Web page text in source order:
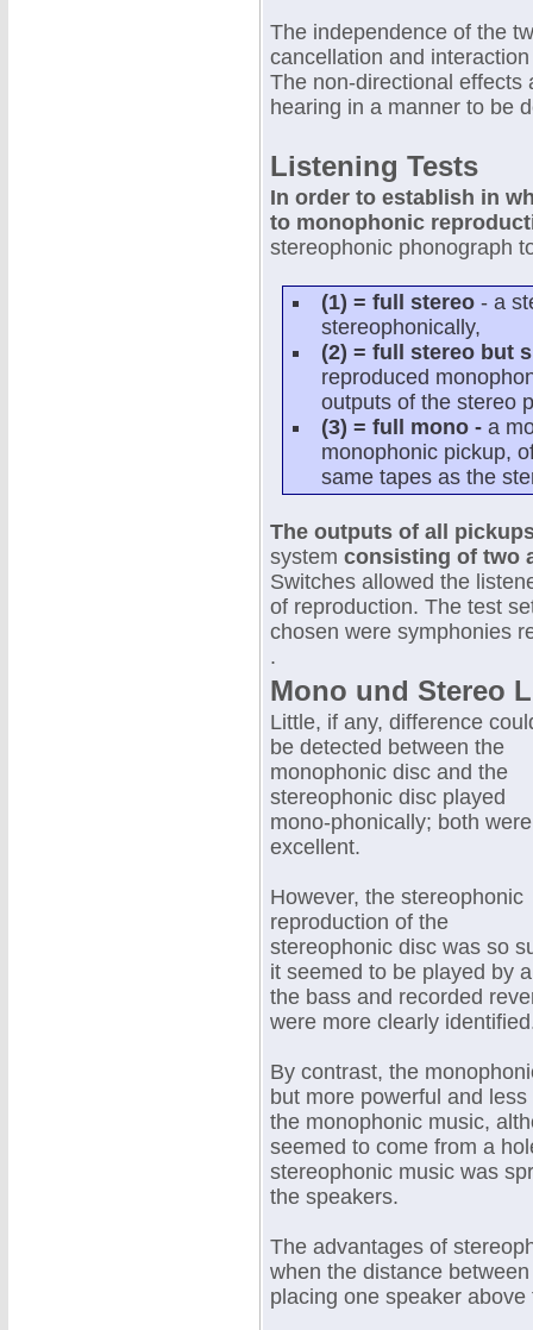
The independence of the
cancellation and
The non-directional effects
hearing in a manner to be
Listening Tests
In order to establish in
to monophonic
stereophonic phonograph
(1) = full stereo - a
stereophonically,
(2) = full stereo but
reproduced
outputs of the stereo
(3) = full mono - a
monophonic pickup,
same tapes as the
The outputs of all
system consisting of two
Switches allowed the
of reproduction. The test
chosen were symphonies
.
Mono und Stereo
Little, if any, difference
be detected between the
monophonic disc and the
stereophonic disc played
mono-phonically; both were
excellent.
However, the stereophonic
reproduction of the
stereophonic disc was so
it seemed to be played by
the bass and recorded
were more clearly
By contrast, the
but more powerful and
the monophonic music,
seemed to come from a
stereophonic music was
the speakers.
The advantages of
when the distance
placing one speaker above